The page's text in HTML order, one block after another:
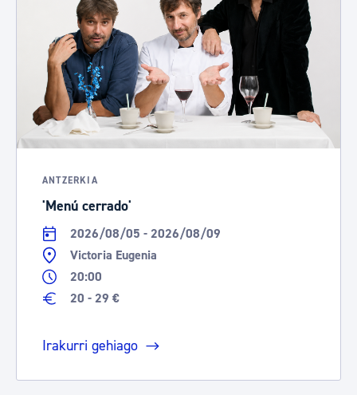
ANTZERKIA
'Menú cerrado'
2026/08/05 - 2026/08/09
Victoria Eugenia
20:00
20 - 29 €
Irakurri gehiago